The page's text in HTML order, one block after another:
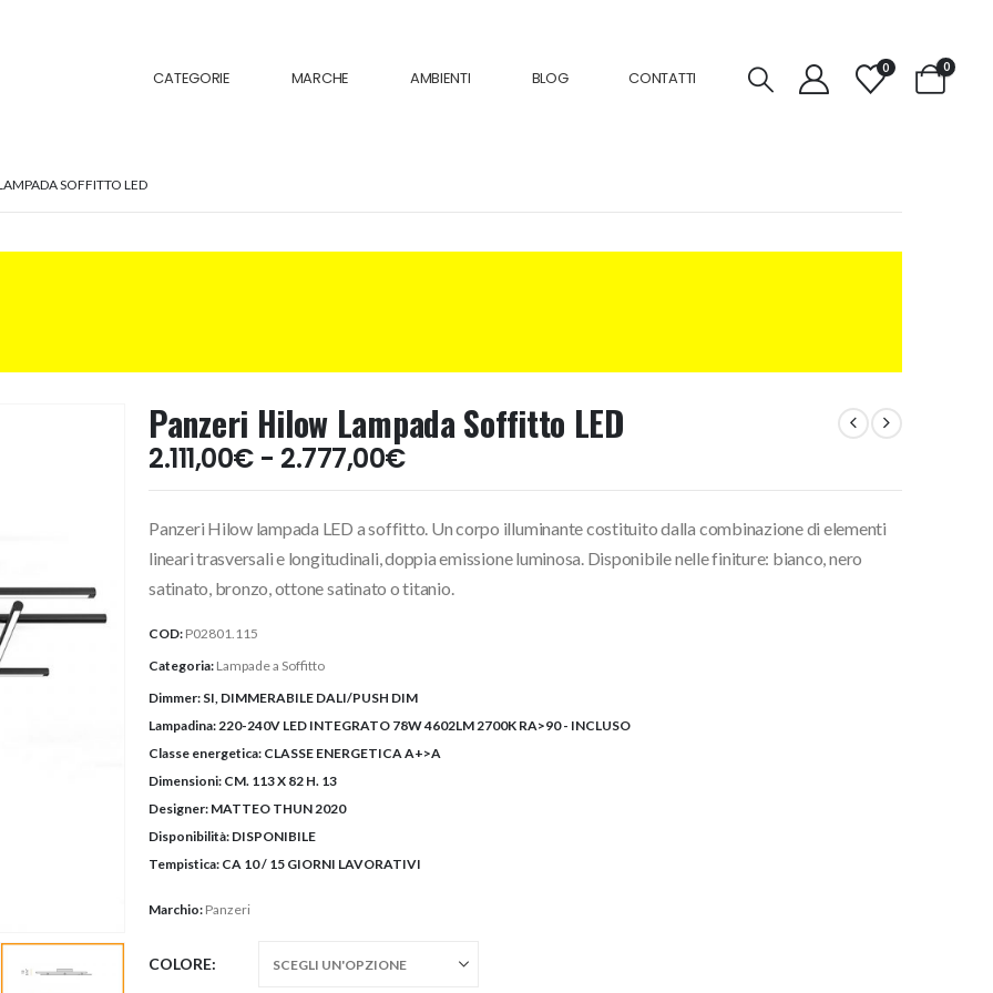
CATEGORIE MARCHE AMBIENTI BLOG CONTATTI
0 0
SOFFITTO LED
Panzeri Hilow Lampada Soffitto LED
2.111,00€ - 2.777,00€Fascia
di
da
2.111,00€
a
Panzeri Hilow lampada LED a soffitto. Un corpo illuminante costituito dalla combinazione di elementi
lineari trasversali e longitudinali, doppia emissione luminosa. Disponibile nelle finiture: bianco, nero
satinato, bronzo, ottone satinato o titanio.
COD: P02801.115
Categoria: Lampade a Soffitto
Dimmer: SI, DIMMERABILE DALI/PUSH DIM
Lampadina: 220-240V LED INTEGRATO 78W 4602LM 2700K RA>90 - INCLUSO
Classe energetica: CLASSE ENERGETICA A+>A
Dimensioni: CM. 113 X 82 H. 13
Designer: MATTEO THUN 2020
Disponibilità: DISPONIBILE
Tempistica: CA 10 / 15 GIORNI LAVORATIVI
Marchio: Panzeri
COLORE